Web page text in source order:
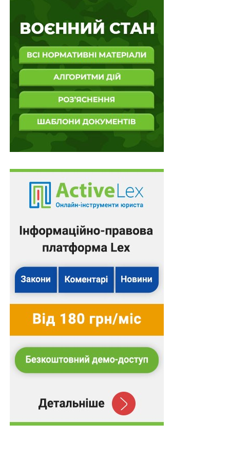
Той факт, що постачальник перерахував на рахунок
управління освіти, культури, туризму, молоді та спорту
селищної ради кошти як благодійний внесок і
одночасно мав цивільно-правові обов’язки із цим
управлінням, які належно не виконував,
беззаперечно свідчити про вчинення керівником
зазначеного управління корупційного діяння
Підготував Леонід Лазебний
Повний текст рішення
З іншими правовими позиціями Верховного Суду,
яких вже налічується понад 16 000, можна
ознайомитися в аналітично-правовій системі
Схожі статті:
Розбіжності у написанні прізвищ не є
перешкодою у встановленні факту родинних
відносин для…
Заяви на отримання грантів для мікробізнесу
Видаляти аварійні дерева та чагарники деяким
категоріям громадян допоможуть органи
місцевого…
Ветерани, які втратили зір, зможуть подати
заяву на отримання 95 000 грн допомоги до